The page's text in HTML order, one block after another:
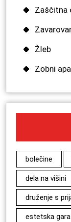
Zaščitna
Žleb
Zobni
bolečine
dela na višini
druženje s
estetska